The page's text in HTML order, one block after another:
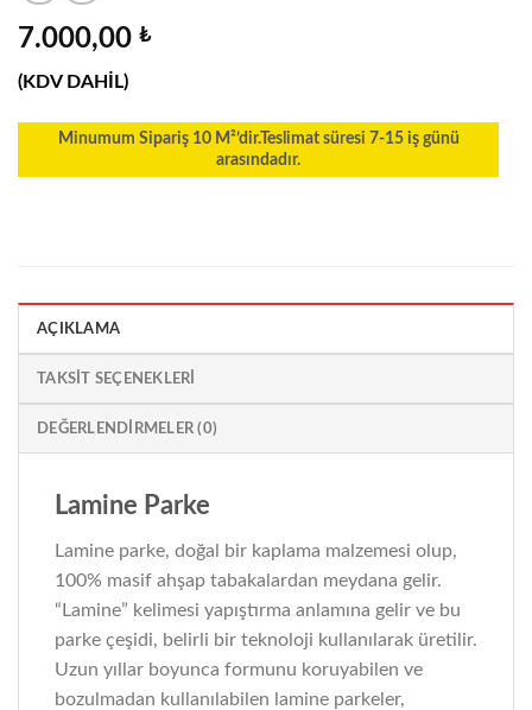
7.000,00 ₺
(KDV DAHİL)
Minumum Sipariş 10 M²’dir.Teslimat süresi 7-15 iş günü
arasındadır.
AÇIKLAMA
TAKSIT SEÇENEKLERI
DEĞERLENDIRMELER (0)
Lamine Parke
Lamine parke, doğal bir kaplama malzemesi olup,
100% masif ahşap tabakalardan meydana gelir.
“Lamine” kelimesi yapıştırma anlamına gelir ve bu
parke çeşidi, belirli bir teknoloji kullanılarak üretilir.
Uzun yıllar boyunca formunu koruyabilen ve
bozulmadan kullanılabilen lamine parkeler,